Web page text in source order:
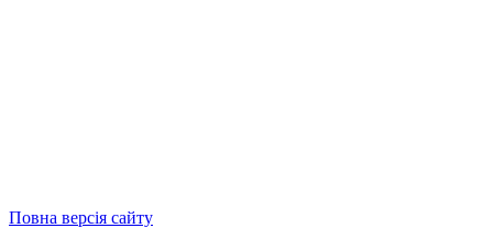
Повна версія сайту